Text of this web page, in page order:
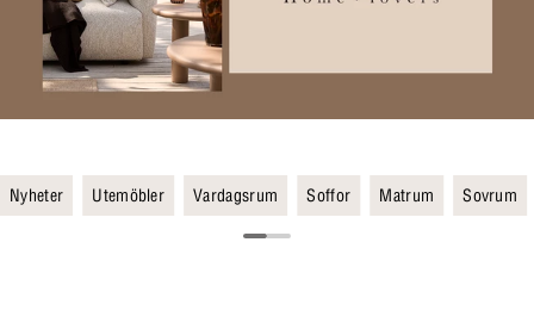
Nyheter Utemöbler Vardagsrum Soffor Matrum Sovrum